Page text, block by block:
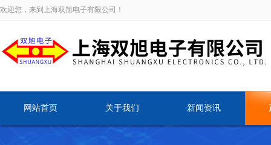
欢迎您，来到上海双旭电子有限公司！
网站首页 关于我们 新闻资讯